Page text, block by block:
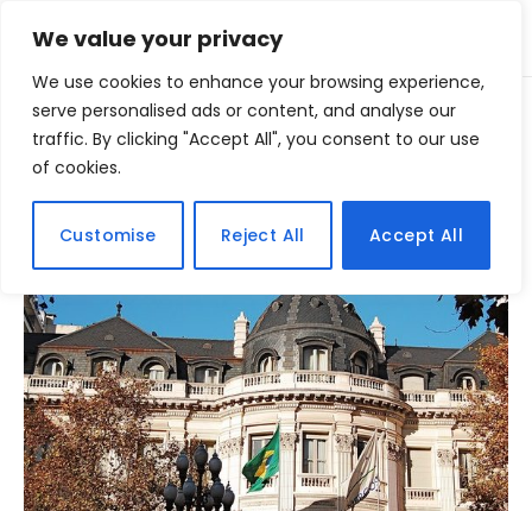
We value your privacy
We use cookies to enhance your browsing experience,
serve personalised ads or content, and analyse our
traffic. By clicking "Accept All", you consent to our use
of cookies.
Customise Reject All Accept All
Home » Posts Tagged "consulado"
BROWSING: